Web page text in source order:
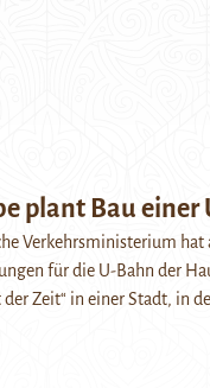
plant Bau einer
Verkehrsministerium
für die U-Bahn der
Zeit“ in einer Stadt, in